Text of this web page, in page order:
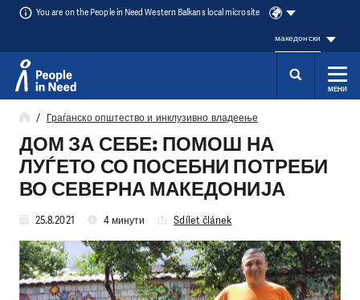
Přeskočit na obsah
You are on the People in Need Western Balkans local microsite
македонски
МЕНИ
Граѓанско општество и инклузивно владеење
ДОМ ЗА СЕБЕ: ПОМОШ НА
ЛУЃЕТО СО ПОСЕБНИ ПОТРЕБИ
ВО СЕВЕРНА МАКЕДОНИЈА
25.8.2021 4 минути Sdílet článek